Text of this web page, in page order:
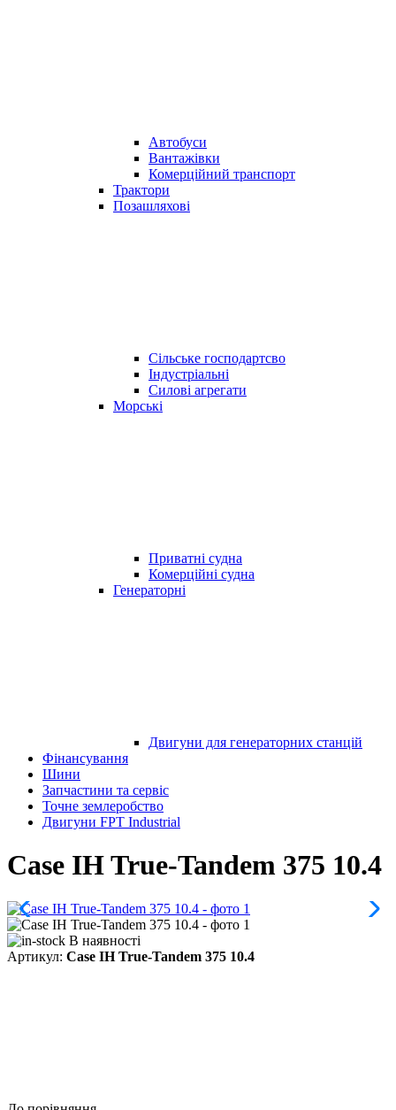
Автобуси
Вантажівки
Комерційний транспорт
Трактори
Позашляхові
Сільське господартсво
Індустріальні
Силові агрегати
Морські
Приватні судна
Комерційні судна
Генераторні
Двигуни для генераторних станцій
Фінансування
Шини
Запчастини та сервіс
Точне землеробство
Двигуни FPT Industrial
Case IH True-Tandem 375 10.4
В наявності
Артикул: Case IH True-Tandem 375 10.4